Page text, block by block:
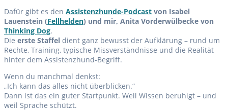
Dafür gibt es den Assistenzhunde-Podcast von Isabel
Lauenstein (Fellhelden) und mir, Anita Vorderwülbecke von
Thinking Dog.
Die erste Staffel dient ganz bewusst der Aufklärung – rund um
Rechte, Training, typische Missverständnisse und die Realität
hinter dem Assistenzhund-Begriff.
Wenn du manchmal denkst:
„Ich kann das alles nicht überblicken.“
Dann ist das ein guter Startpunkt. Weil Wissen beruhigt – und
weil Sprache schützt.